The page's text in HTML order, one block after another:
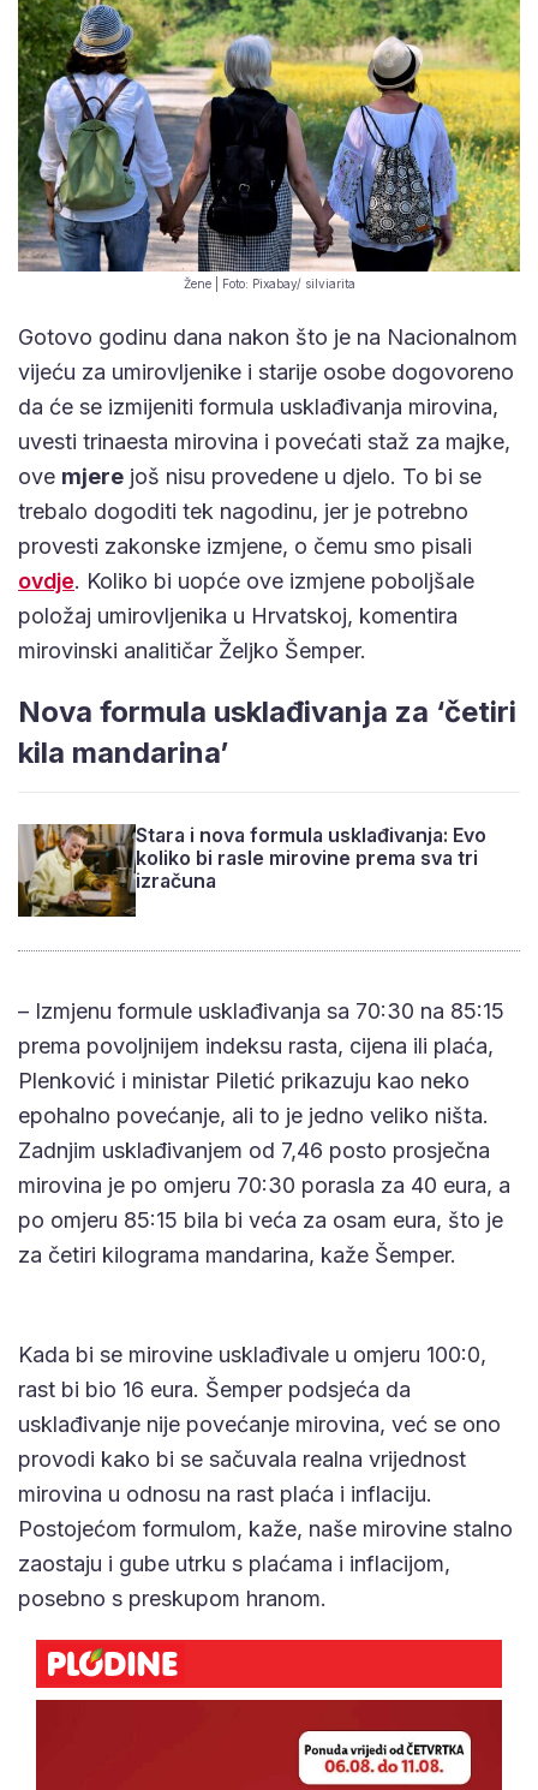
Žene | Foto: Pixabay/ silviarita
Gotovo godinu dana nakon što je na Nacionalnom
vijeću za umirovljenike i starije osobe dogovoreno
da će se izmijeniti formula usklađivanja mirovina,
uvesti trinaesta mirovina i povećati staž za majke,
ove mjere još nisu provedene u djelo. To bi se
trebalo dogoditi tek nagodinu, jer je potrebno
provesti zakonske izmjene, o čemu smo pisali
ovdje. Koliko bi uopće ove izmjene poboljšale
položaj umirovljenika u Hrvatskoj, komentira
mirovinski analitičar Željko Šemper.
Nova formula usklađivanja za ‘četiri
kila mandarina’
Stara i nova formula usklađivanja: Evo
koliko bi rasle mirovine prema sva tri
izračuna
– Izmjenu formule usklađivanja sa 70:30 na 85:15
prema povoljnijem indeksu rasta, cijena ili plaća,
Plenković i ministar Piletić prikazuju kao neko
epohalno povećanje, ali to je jedno veliko ništa.
Zadnjim usklađivanjem od 7,46 posto prosječna
mirovina je po omjeru 70:30 porasla za 40 eura, a
po omjeru 85:15 bila bi veća za osam eura, što je
za četiri kilograma mandarina, kaže Šemper.
Kada bi se mirovine usklađivale u omjeru 100:0,
rast bi bio 16 eura. Šemper podsjeća da
usklađivanje nije povećanje mirovina, već se ono
provodi kako bi se sačuvala realna vrijednost
mirovina u odnosu na rast plaća i inflaciju.
Postojećom formulom, kaže, naše mirovine stalno
zaostaju i gube utrku s plaćama i inflacijom,
posebno s preskupom hranom.